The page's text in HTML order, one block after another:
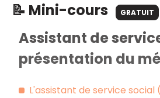
📝 Mini-cours GRATUIT
Assistant de
présentation du
L'assistant de service social